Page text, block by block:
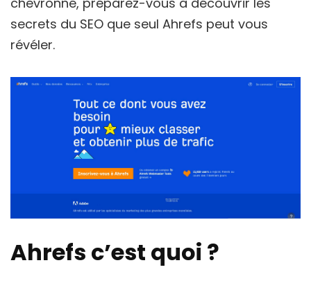
secrets du SEO que seul Ahrefs peut vous
révéler.
Ahrefs c’est quoi ?